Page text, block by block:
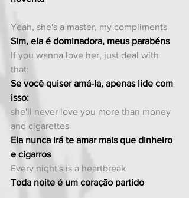
Yeah, she's a master, my compliments
Sim, ela é dominadora, meus parabéns
If you wanna love her, just deal with
that:
Se você quiser amá-la, apenas lide com
isso:
she'll never love you more than money
and cigarettes
Ela nunca irá te amar mais que dinheiro
e cigarros
Every night's is a heartbreak
Toda noite é um coração partido